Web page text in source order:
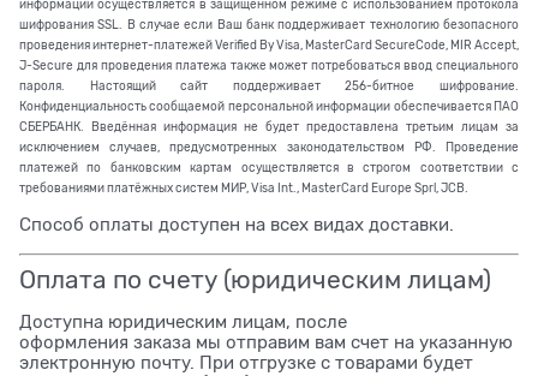
информации осуществляется в защищённом режиме с использованием протокола
шифрования SSL. В случае если Ваш банк поддерживает технологию безопасного
проведения интернет-платежей Verified By Visa, MasterCard SecureCode, MIR Accept,
J-Secure для проведения платежа также может потребоваться ввод специального
пароля. Настоящий сайт поддерживает 256-битное шифрование.
Конфиденциальность сообщаемой персональной информации обеспечивается ПАО
СБЕРБАНК. Введённая информация не будет предоставлена третьим лицам за
исключением случаев, предусмотренных законодательством РФ. Проведение
платежей по банковским картам осуществляется в строгом соответствии с
требованиями платёжных систем МИР, Visa Int., MasterCard Europe Sprl, JCB.
Способ оплаты доступен на всех видах доставки.
Оплата по счету (юридическим лицам)
Доступна юридическим лицам, после
оформления заказа мы отправим вам счет на указанную
электронную почту. При отгрузке с товарами будет